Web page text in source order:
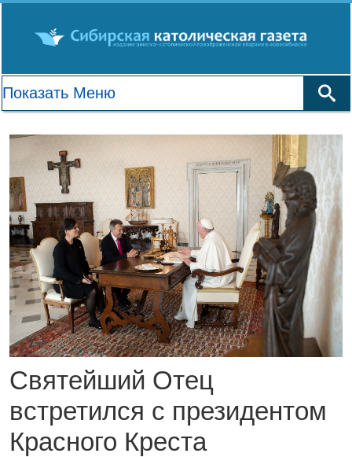
Святейший Отец
встретился с президентом
Красного Креста